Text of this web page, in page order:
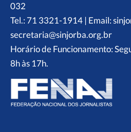
032
Tel.: 71 3321-1914 | Email:
secretaria@sinjorba.org.br
Horário de Funcionamento:
8h às 17h.